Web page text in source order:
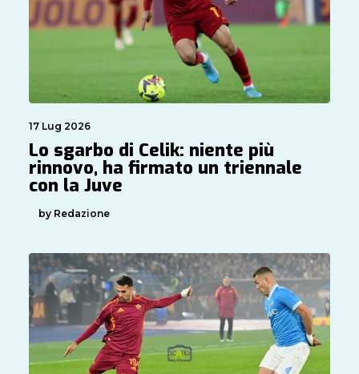
17 Lug 2026
Lo sgarbo di Celik: niente più
rinnovo, ha firmato un triennale
con la Juve
by Redazione